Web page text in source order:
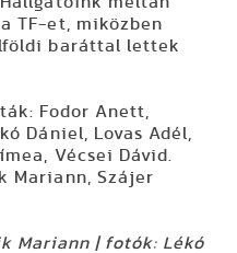
TF-et, miközben
baráttal lettek
Fodor Anett,
Dániel, Lovas Adél,
Vécsei Dávid.
Mariann, Szájer
Mariann | fotók: Lékó